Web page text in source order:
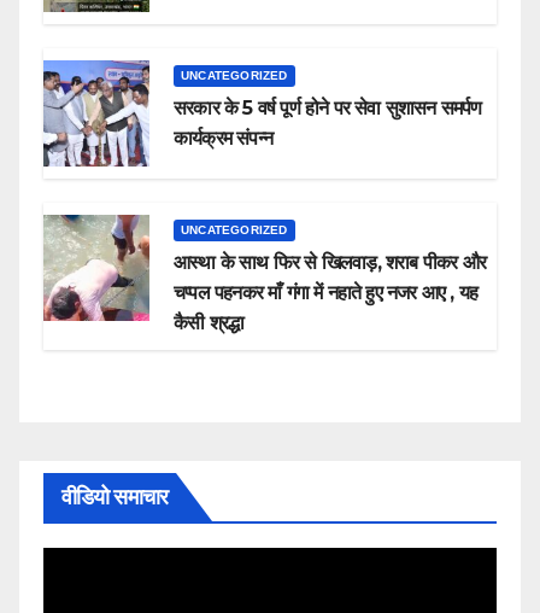
UNCATEGORIZED
सरकार के 5 वर्ष पूर्ण होने पर सेवा सुशासन समर्पण
कार्यक्रम संपन्न
UNCATEGORIZED
आस्था के साथ फिर से खिलवाड़, शराब पीकर और
चप्पल पहनकर माँ गंगा में नहाते हुए नजर आए , यह
कैसी श्रद्धा
वीडियो समाचार